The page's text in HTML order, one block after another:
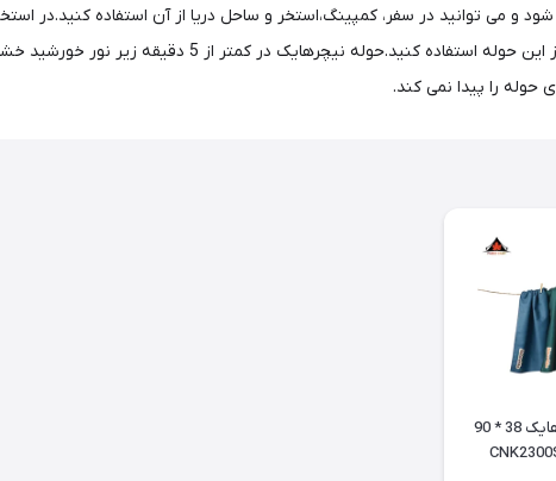
می توانید در سفر، کمپینگ،استخر و ساحل دریا از آن استفاده کنید.در
توجه به خاصیت خشک شوندگی سریع میتوانید به دفعات از
را پیدا نمی کند.
حوله باشگاه نیچرهایک 38 * 90